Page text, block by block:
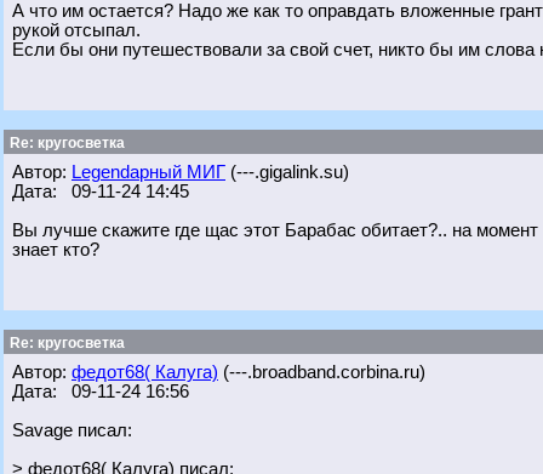
А что им остается? Надо же как то оправдать вложенные
рукой отсыпал.
Если бы они путешествовали за свой счет, никто бы им слова
Re: кругосветка
Автор: Legendарный МИГ (---.gigalink.su)
Дата: 09-11-24 14:45
Вы лучше скажите где щас этот Барабас обитает?.. на момент
знает кто?
Re: кругосветка
Автор: федот68( Калуга) (---.broadband.corbina.ru)
Дата: 09-11-24 16:56
Savage писал:
> федот68( Калуга) писал: